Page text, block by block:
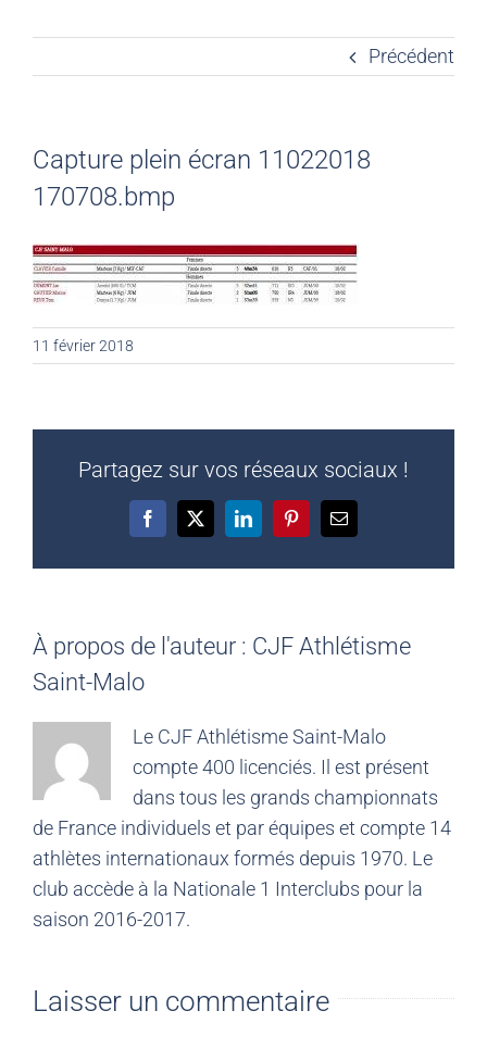
Précédent
Capture plein écran 11022018
170708.bmp
11 février 2018
Partagez sur vos réseaux sociaux !
Facebook
X LinkedInPinterestEmail
À propos de l'auteur : CJF Athlétisme
Saint-Malo
Le CJF Athlétisme Saint-Malo
compte 400 licenciés. Il est présent
dans tous les grands championnats
de France individuels et par équipes et compte 14
athlètes internationaux formés depuis 1970. Le
club accède à la Nationale 1 Interclubs pour la
saison 2016-2017.
Laisser un commentaire